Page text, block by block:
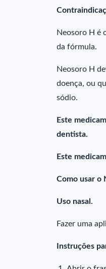
Neosoro H é
da fórmula.
Neosoro H
doença, ou
sódio.
Este
dentista.
Este
Como usar o
Uso nasal.
Fazer uma
Instruções